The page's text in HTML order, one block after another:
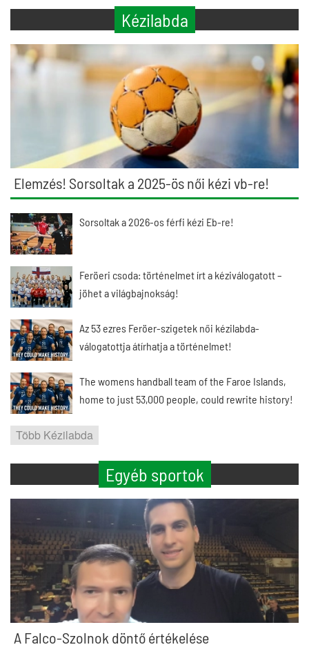
Kézilabda
Elemzés! Sorsoltak a 2025-ös női kézi vb-re!
Sorsoltak a 2026-os férfi kézi Eb-re!
Feröeri csoda: történelmet írt a kéziválogatott –
jöhet a világbajnokság!
Az 53 ezres Feröer-szigetek női kézilabda-
válogatottja átírhatja a történelmet!
The womens handball team of the Faroe Islands,
home to just 53,000 people, could rewrite history!
Több Kézilabda
Egyéb sportok
A Falco-Szolnok döntő értékelése